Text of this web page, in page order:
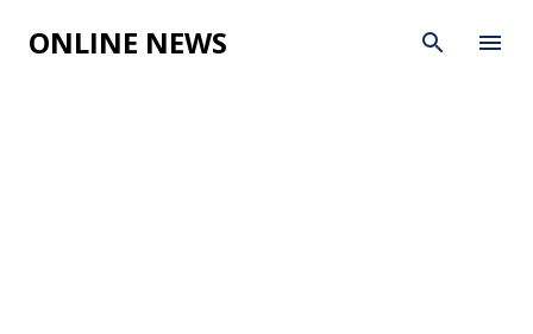
Skip to main content
ONLINE NEWS